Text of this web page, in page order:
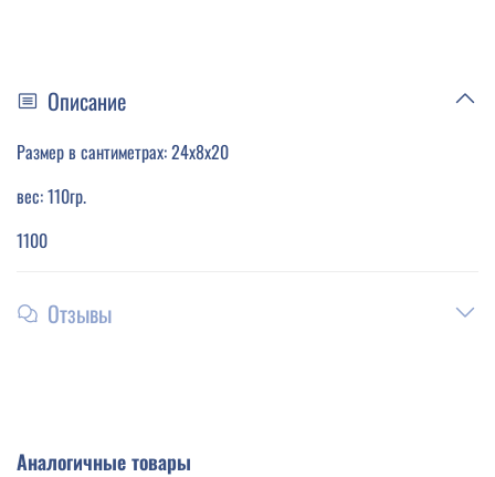
Описание
Размер в сантиметрах: 24х8х20
вес: 110гр.
1100
Отзывы
Аналогичные товары